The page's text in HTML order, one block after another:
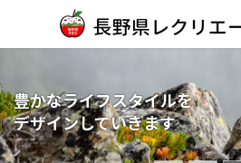
テ
ツ
へ
ス
キ
ッ
ゲ
シ
ョ
ン
に
移
長野県レクリエーション協会の
ホームページへようこそ！
レクリエーション運動を通じた
元気づくり
豊かなライフスタイルを
デザインしていきます